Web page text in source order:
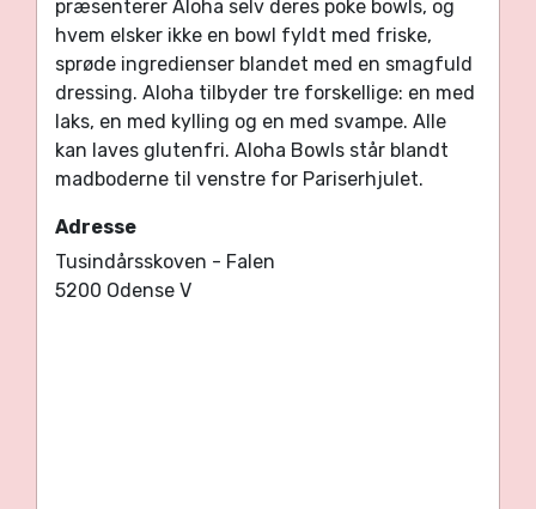
præsenterer Aloha selv deres poke bowls, og
hvem elsker ikke en bowl fyldt med friske,
sprøde ingredienser blandet med en smagfuld
dressing. Aloha tilbyder tre forskellige: en med
laks, en med kylling og en med svampe. Alle
kan laves glutenfri. Aloha Bowls står blandt
madboderne til venstre for Pariserhjulet.
Adresse
Tusindårsskoven - Falen
5200 Odense V